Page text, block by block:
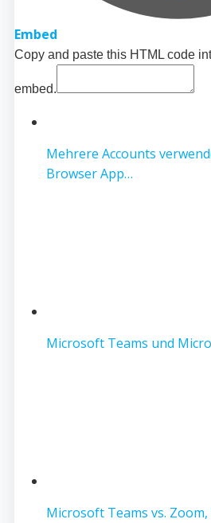
Embed
Copy and paste this HTML code
embed.
Mehrere Accounts
Browser App…
Microsoft Teams und
Microsoft Teams vs. Zoom,